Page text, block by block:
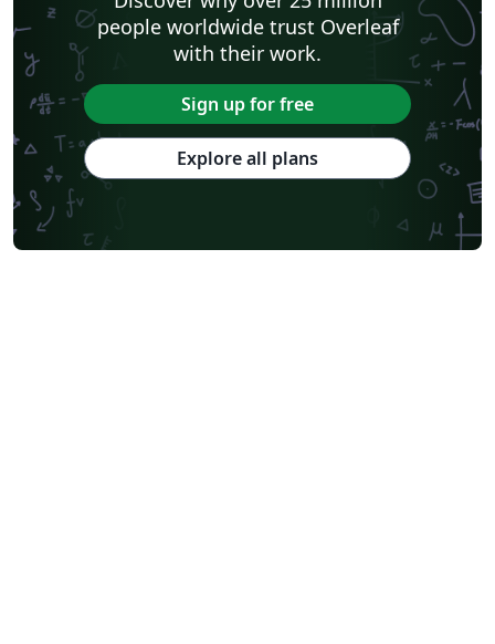
people worldwide trust Overleaf
with their work.
Sign up for free
Explore all plans